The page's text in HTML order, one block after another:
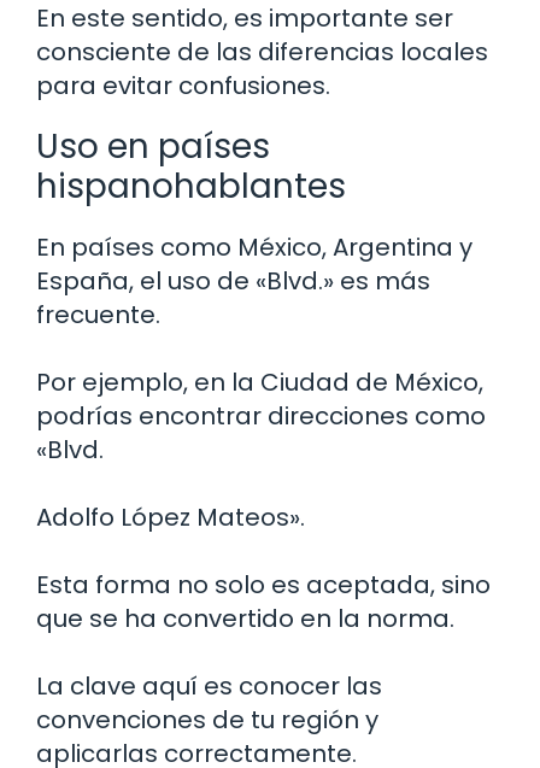
En este sentido, es importante ser
consciente de las diferencias locales
para evitar confusiones.
Uso en países
hispanohablantes
En países como México, Argentina y
España, el uso de «Blvd.» es más
frecuente.
Por ejemplo, en la Ciudad de México,
podrías encontrar direcciones como
«Blvd.
Adolfo López Mateos».
Esta forma no solo es aceptada, sino
que se ha convertido en la norma.
La clave aquí es conocer las
convenciones de tu región y
aplicarlas correctamente.